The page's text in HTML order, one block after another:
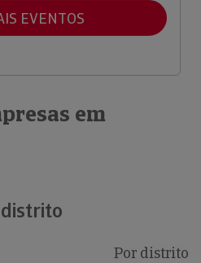
EVENTOS
em
Por distrito